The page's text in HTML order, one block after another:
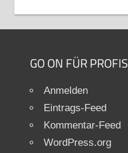
GO ON FÜR PROFIS
Anmelden
Eintrags-Feed
Kommentar-Feed
WordPress.org